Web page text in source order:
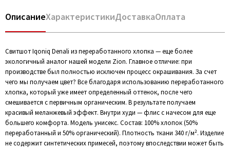
ОписаниеХарактеристикиДоставкаОплата
Свитшот Iqoniq Denali из переработанного хлопка — еще более
экологичный аналог нашей модели Zion. Главное отличие: при
производстве был полностью исключен процесс окрашивания. За счет
чего мы получаем цвет? Все благодаря использованию переработанного
хлопка, который уже имеет определенный оттенок, после чего
смешивается с первичным органическим. В результате получаем
красивый меланжевый эффект. Внутри худи — флис с начесом для еще
большего комфорта. Модель унисекс. Состав: 100% хлопок (50%
переработанный и 50% органический). Плотность ткани 340 г/м². Изделие
не содержит синтетических примесей, поэтому впоследствии может быть